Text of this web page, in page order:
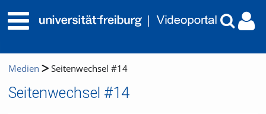
Medien Seitenwechsel #14
Seitenwechsel #14